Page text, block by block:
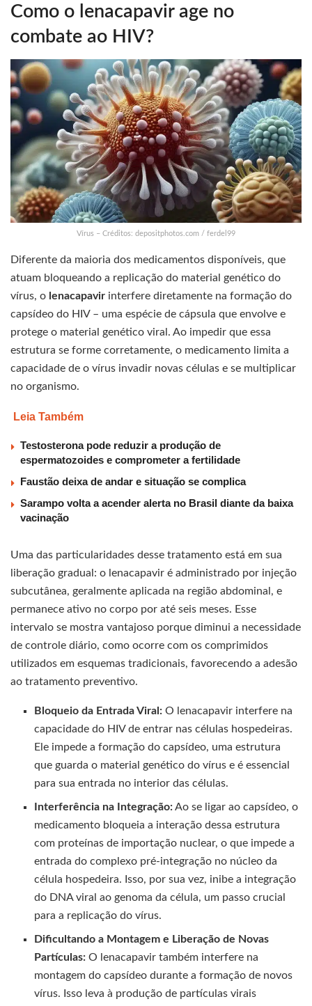
Como o lenacapavir age no
combate ao HIV?
Vírus – Créditos: depositphotos.com / ferdel99
Diferente da maioria dos medicamentos disponíveis, que
atuam bloqueando a replicação do material genético do
vírus, o lenacapavir interfere diretamente na formação do
capsídeo do HIV – uma espécie de cápsula que envolve e
protege o material genético viral. Ao impedir que essa
estrutura se forme corretamente, o medicamento limita a
capacidade de o vírus invadir novas células e se multiplicar
no organismo.
Leia Também
Testosterona pode reduzir a produção de
espermatozoides e comprometer a fertilidade
Faustão deixa de andar e situação se complica
Sarampo volta a acender alerta no Brasil diante da baixa
vacinação
Uma das particularidades desse tratamento está em sua
liberação gradual: o lenacapavir é administrado por injeção
subcutânea, geralmente aplicada na região abdominal, e
permanece ativo no corpo por até seis meses. Esse
intervalo se mostra vantajoso porque diminui a necessidade
de controle diário, como ocorre com os comprimidos
utilizados em esquemas tradicionais, favorecendo a adesão
ao tratamento preventivo.
Bloqueio da Entrada Viral: O lenacapavir interfere na
capacidade do HIV de entrar nas células hospedeiras.
Ele impede a formação do capsídeo, uma estrutura
que guarda o material genético do vírus e é essencial
para sua entrada no interior das células.
Interferência na Integração:Ao se ligar ao capsídeo, o
medicamento bloqueia a interação dessa estrutura
com proteínas de importação nuclear, o que impede a
entrada do complexo pré-integração no núcleo da
célula hospedeira. Isso, por sua vez, inibe a integração
do DNA viral ao genoma da célula, um passo crucial
para a replicação do vírus.
Dificultando a Montagem e Liberação de Novas
Partículas: O lenacapavir também interfere na
montagem do capsídeo durante a formação de novos
vírus. Isso leva à produção de partículas virais